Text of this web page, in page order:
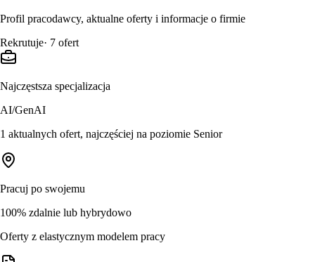
Profil pracodawcy, aktualne oferty i informacje o firmie
Rekrutuje· 7 ofert
Najczęstsza specjalizacja
AI/GenAI
1 aktualnych ofert, najczęściej na poziomie Senior
Pracuj po swojemu
100% zdalnie lub hybrydowo
Oferty z elastycznym modelem pracy